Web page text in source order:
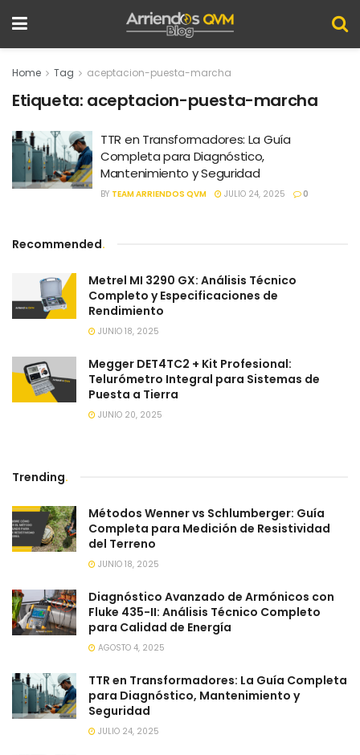
Home Tag aceptacion-puesta-marcha
Etiqueta: aceptacion-puesta-marcha
TTR en Transformadores: La Guía
Completa para Diagnóstico,
Mantenimiento y Seguridad
BY TEAM ARRIENDOS QVM JULIO 24, 2025 0
Recommended.
Metrel MI 3290 GX: Análisis Técnico
Completo y Especificaciones de
Rendimiento
JUNIO 18, 2025
Megger DET4TC2 + Kit Profesional:
Telurómetro Integral para Sistemas de
Puesta a Tierra
JUNIO 20, 2025
Trending.
Métodos Wenner vs Schlumberger: Guía
Completa para Medición de Resistividad
del Terreno
JUNIO 18, 2025
Diagnóstico Avanzado de Armónicos con
Fluke 435-II: Análisis Técnico Completo
para Calidad de Energía
AGOSTO 4, 2025
TTR en Transformadores: La Guía Completa
para Diagnóstico, Mantenimiento y
Seguridad
JULIO 24, 2025